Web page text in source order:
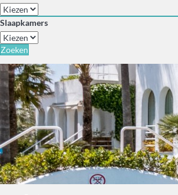
Slaapkamers
Zoeken